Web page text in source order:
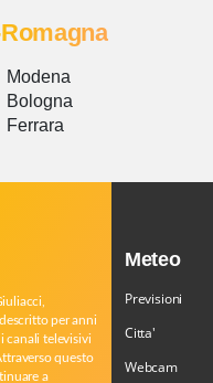
Modena
Bologna
Ferrara
per anni
canali televisivi
questo
a
Meteo
Previsioni
Citta'
Webcam